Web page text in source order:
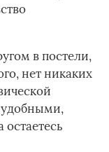
в постели,
нет никаких
удобными,